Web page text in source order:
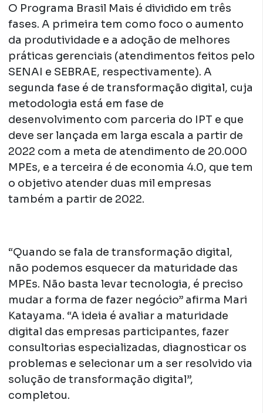
O Programa Brasil Mais é dividido em três
fases. A primeira tem como foco o aumento
da produtividade e a adoção de melhores
práticas gerenciais (atendimentos feitos pelo
SENAI e SEBRAE, respectivamente). A
segunda fase é de transformação digital, cuja
metodologia está em fase de
desenvolvimento com parceria do IPT e que
deve ser lançada em larga escala a partir de
2022 com a meta de atendimento de 20.000
MPEs, e a terceira é de economia 4.0, que tem
o objetivo atender duas mil empresas
também a partir de 2022.
“Quando se fala de transformação digital,
não podemos esquecer da maturidade das
MPEs. Não basta levar tecnologia, é preciso
mudar a forma de fazer negócio” afirma Mari
Katayama. “A ideia é avaliar a maturidade
digital das empresas participantes, fazer
consultorias especializadas, diagnosticar os
problemas e selecionar um a ser resolvido via
solução de transformação digital”,
completou.